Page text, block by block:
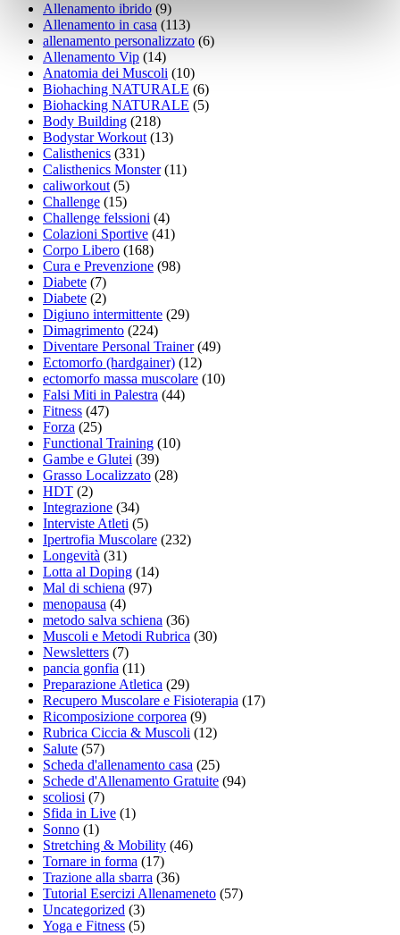
Allenamento ibrido (9)
Allenamento in casa (113)
allenamento personalizzato (6)
Allenamento Vip (14)
Anatomia dei Muscoli (10)
Biohaching NATURALE (6)
Biohacking NATURALE (5)
Body Building (218)
Bodystar Workout(13)
Calisthenics (331)
Calisthenics Monster(11)
caliworkout(5)
Challenge (15)
Challenge felssioni (4)
Colazioni Sportive (41)
Corpo Libero (168)
Cura e Prevenzione (98)
Diabete (7)
Diabete (2)
Digiuno intermittente (29)
Dimagrimento (224)
Diventare Personal Trainer(49)
Ectomorfo (hardgainer) (12)
ectomorfo massa muscolare (10)
Falsi Miti in Palestra (44)
Fitness (47)
Forza (25)
Functional Training (10)
Gambe e Glutei (39)
Grasso Localizzato (28)
HDT (2)
Integrazione (34)
Interviste Atleti (5)
Ipertrofia Muscolare (232)
Longevità (31)
Lotta al Doping (14)
Mal di schiena (97)
menopausa (4)
metodo salva schiena (36)
Muscoli e Metodi Rubrica (30)
Newsletters (7)
pancia gonfia (11)
Preparazione Atletica (29)
Recupero Muscolare e Fisioterapia (17)
Ricomposizione corporea (9)
Rubrica Ciccia & Muscoli (12)
Salute (57)
Scheda d'allenamento casa (25)
Schede d'Allenamento Gratuite (94)
scoliosi (7)
Sfida in Live (1)
Sonno (1)
Stretching & Mobility (46)
Tornare in forma (17)
Trazione alla sbarra (36)
Tutorial Esercizi Allenameneto (57)
Uncategorized (3)
Yoga e Fitness (5)